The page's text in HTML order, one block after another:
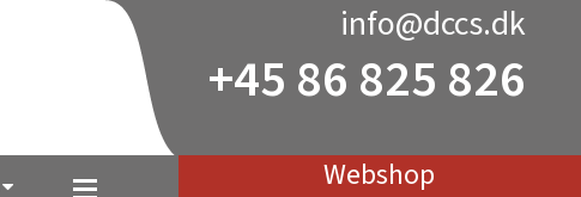
info@dccs.dk
+45 86 825 826
Webshop